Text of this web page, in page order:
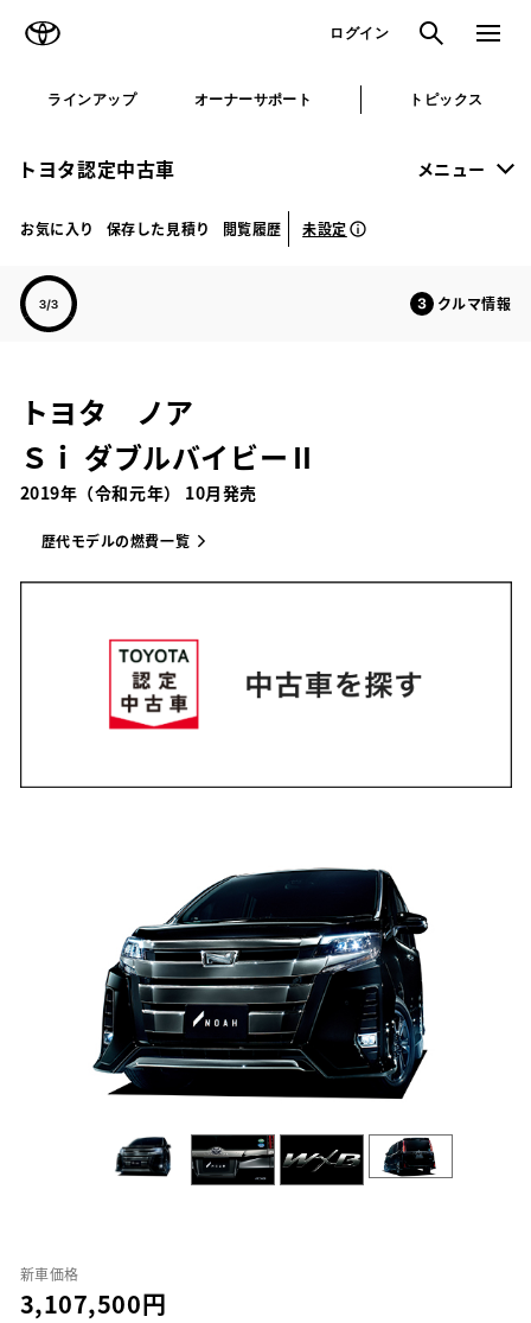
ログイン 検索 メニュ
ラインアップ オーナーサポート トピックス
トヨタ認定中古車 メニュー
お気に入り 保存した見積り 閲覧履歴 未設定
クルマ情報
トヨタ ノア
Ｓｉ ダブルバイビーⅡ
2019年（令和元年） 10月発売
歴代モデルの燃費一覧
新車価格
3,107,500